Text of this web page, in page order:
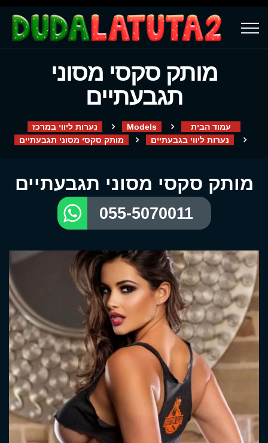
מותק סקסי מסוני
תגבעתיים
עמוד הבית Models
נערות ליווי במרכז
נערות ליווי בגבעתיים
מותק סקסי מסוני תגבעתיים
מותק סקסי מסוני תגבעתיים
055-5070011